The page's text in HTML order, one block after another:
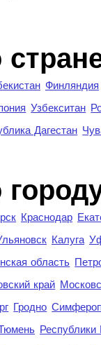
Финляндия
Узбекситан
Дагестан
Краснодар
Калуга
область
край
Гродно
Республики